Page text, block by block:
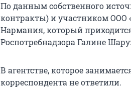
По данным собственного
контракты) и участником ООО
Нармания, который
Роспотребнадзора Галине
В агентстве, которое
корреспондента не ответили.